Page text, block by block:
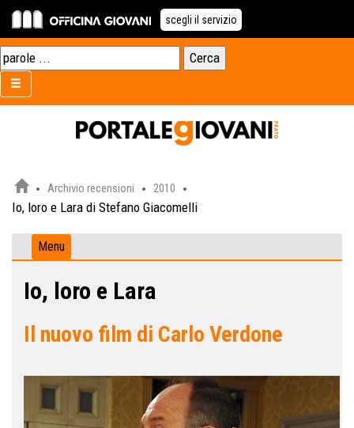
scegli il servizio
Archivio recensioni 2010
Io, loro e Lara di Stefano Giacomelli
Menu
Io, loro e Lara
Il nuovo film di Carlo Verdone